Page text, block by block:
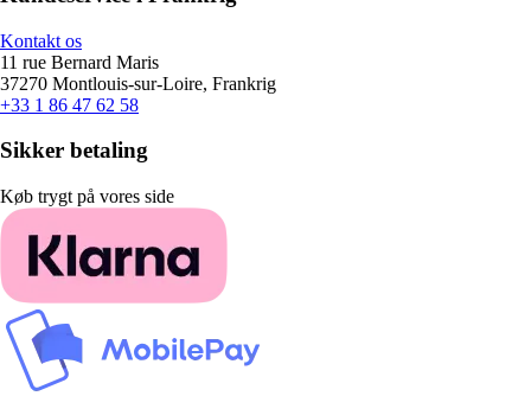
Kontakt os
11 rue Bernard Maris
37270 Montlouis-sur-Loire, Frankrig
+33 1 86 47 62 58
Sikker betaling
Køb trygt på vores side